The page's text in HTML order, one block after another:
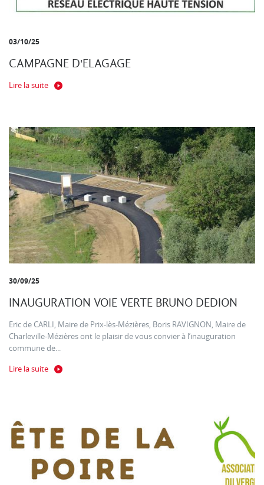
03/10/25
CAMPAGNE D'ELAGAGE
Lire la suite
30/09/25
INAUGURATION VOIE VERTE BRUNO DEDION
Eric de CARLI, Maire de Prix-lès-Mézières, Boris RAVIGNON, Maire de
Charleville-Mézières ont le plaisir de vous convier à l’inauguration
commune de...
Lire la suite